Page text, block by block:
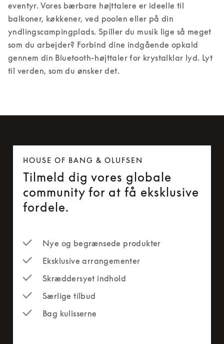
eventyr. Vores bærbare højttalere er ideelle til
balkoner, køkkener, ved poolen eller på din
yndlingscampingplads. Spiller du musik lige så meget
som du arbejder? Forbind dine indgående opkald
gennem din Bluetooth-højttaler for krystalklar lyd. Lyt
til verden, som du ønsker det.
HOUSE OF BANG & OLUFSEN
Tilmeld dig vores globale
community for at få eksklusive
fordele.
Nye og begrænsede produkter
Eksklusive arrangementer
Skræddersyet indhold
Særlige tilbud
Bag kulisserne